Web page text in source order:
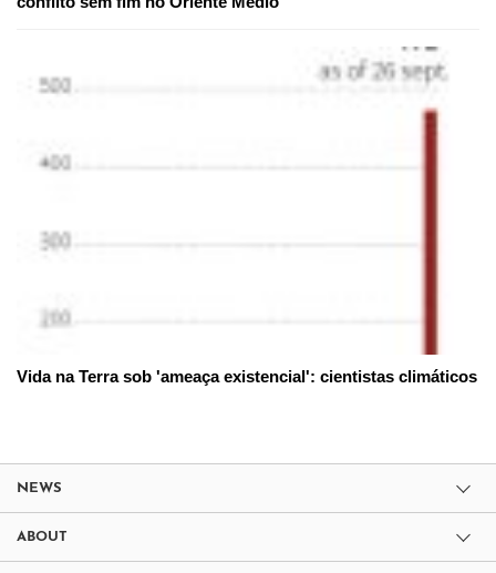
Vida na Terra sob 'ameaça existencial': cientistas climáticos
NEWS
ABOUT